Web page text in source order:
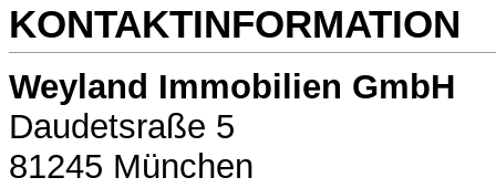
KONTAKTINFORMATION
Weyland Immobilien GmbH
Daudetsraße 5
81245 München